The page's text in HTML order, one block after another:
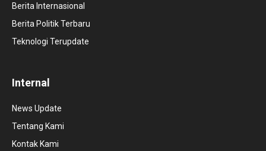
Berita Internasional
Berita Politik Terbaru
Teknologi Terupdate
Internal
News Update
Tentang Kami
Kontak Kami